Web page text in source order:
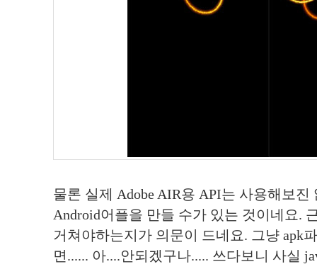
물론 실제 Adobe AIR용 API는 사용해보
Android어플을 만들 수가 있는 것이네요.
거쳐야하는지가 의문이 드네요. 그냥 apk
면...... 아....안되겠구나..... 쓰다보니 사실